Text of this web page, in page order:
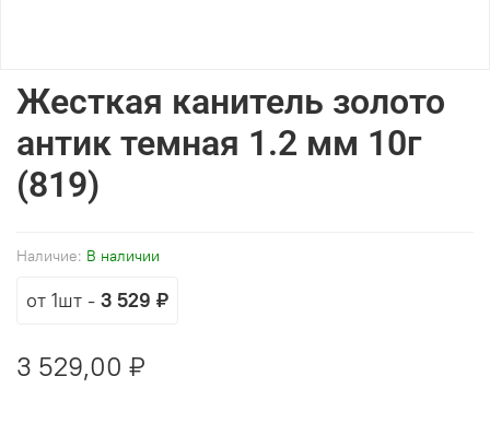
Наличие: В наличии
Жесткая канитель золото
антик темная 1.2 мм 10г
(819)
от 1шт - 3 529 ₽
3 529,00 ₽